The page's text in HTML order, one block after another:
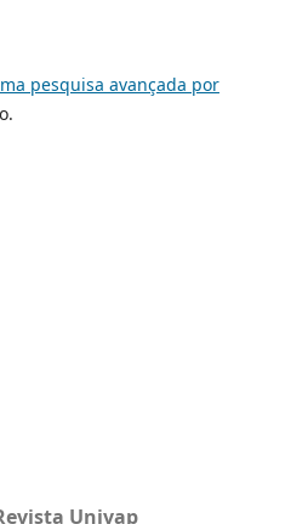
pesquisa avançada por
Univap